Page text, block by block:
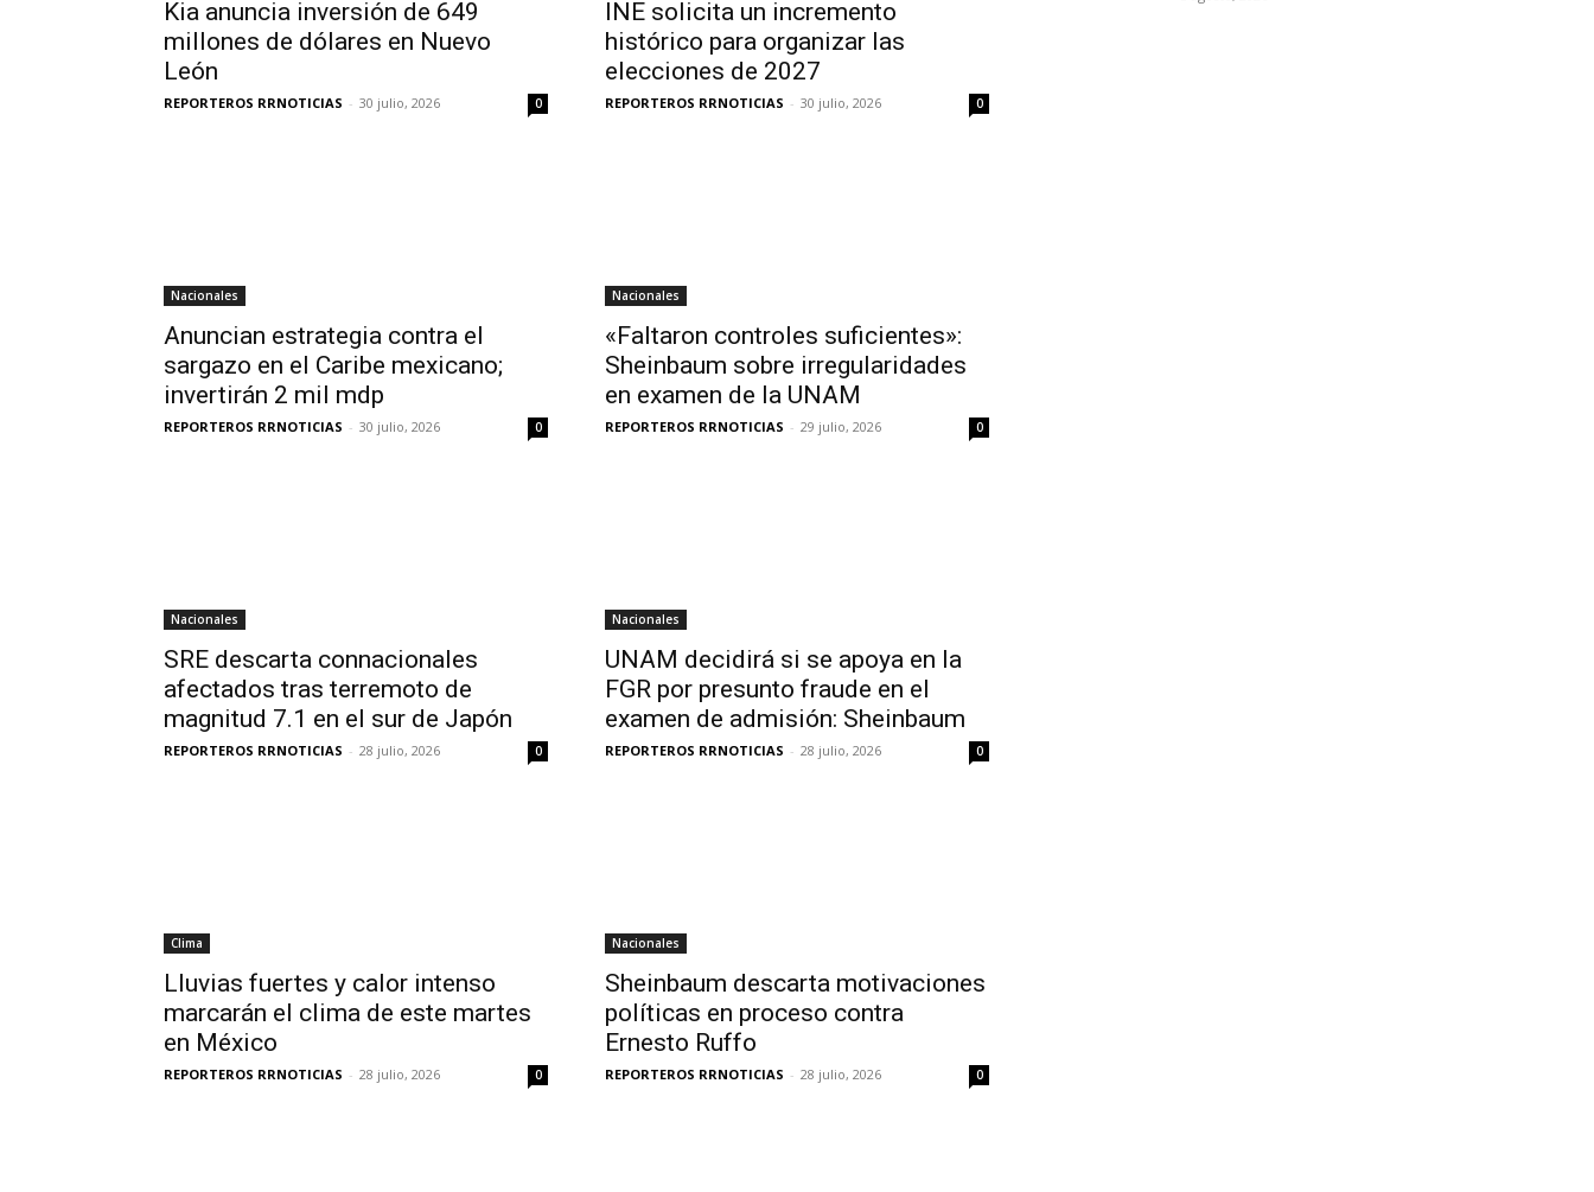
Kia anuncia inversión de 649
millones de dólares en Nuevo
León
REPORTEROS RRNOTICIAS - 30 julio, 2026 0
INE solicita un incremento
histórico para organizar las
elecciones de 2027
REPORTEROS RRNOTICIAS - 30 julio, 2026 0
Nacionales
Anuncian estrategia contra el
sargazo en el Caribe mexicano;
invertirán 2 mil mdp
REPORTEROS RRNOTICIAS - 30 julio, 2026 0
Nacionales
«Faltaron controles suficientes»:
Sheinbaum sobre irregularidades
en examen de la UNAM
REPORTEROS RRNOTICIAS - 29 julio, 2026 0
Nacionales
SRE descarta connacionales
afectados tras terremoto de
magnitud 7.1 en el sur de Japón
REPORTEROS RRNOTICIAS - 28 julio, 2026 0
Nacionales
UNAM decidirá si se apoya en la
FGR por presunto fraude en el
examen de admisión: Sheinbaum
REPORTEROS RRNOTICIAS - 28 julio, 2026 0
Clima
Lluvias fuertes y calor intenso
marcarán el clima de este martes
en México
REPORTEROS RRNOTICIAS - 28 julio, 2026 0
Nacionales
Sheinbaum descarta motivaciones
políticas en proceso contra
Ernesto Ruffo
REPORTEROS RRNOTICIAS - 28 julio, 2026 0